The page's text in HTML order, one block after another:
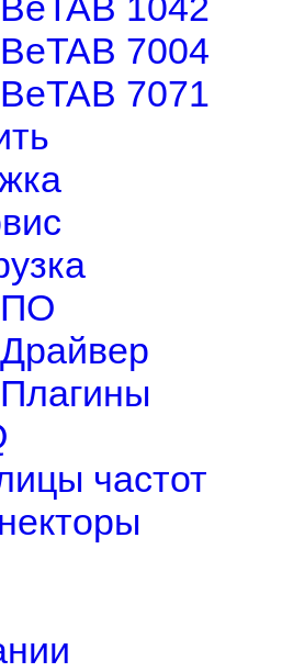
BeTAB 7004
BeTAB 7071
ПО
Драйвер
Плагины
частот